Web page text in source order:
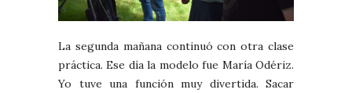
La segunda mañana continuó con otra clase
práctica. Ese día la modelo fue María Odériz.
Yo tuve una función muy divertida. Sacar